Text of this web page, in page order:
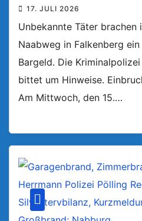
17. JULI 2026
Unbekannte Täter brachen
Naabweg in Falkenberg
Bargeld. Die
bittet um Hinweise.
Am Mittwoch, den 15.…